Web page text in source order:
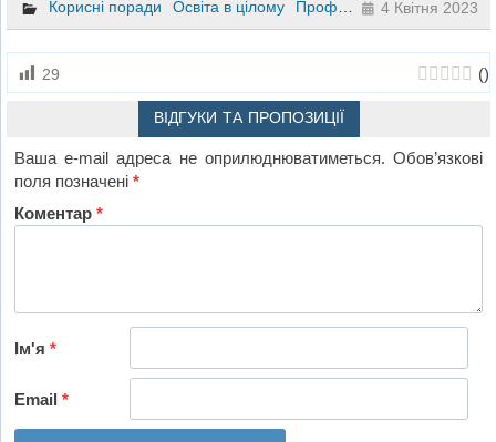
Корисні поради Освіта в цілому Професійна освіта 4 Квітня 2023
29 ()
ВІДГУКИ ТА ПРОПОЗИЦІЇ
Ваша e-mail адреса не оприлюднюватиметься. Обов’язкові
поля позначені*
Коментар*
Ім'я*
Email*